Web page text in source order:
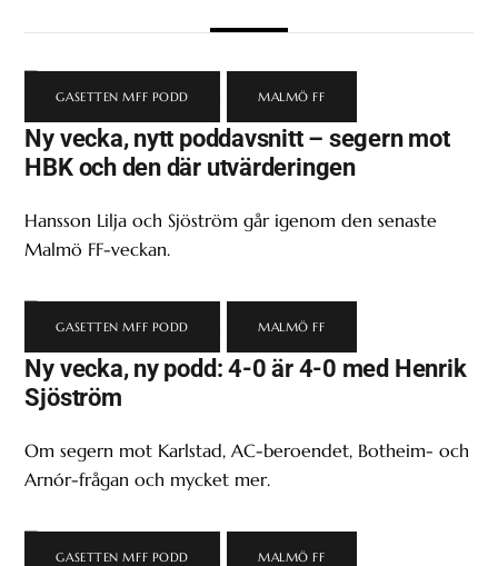
GASETTEN MFF PODD MALMÖ FF
Ny vecka, nytt poddavsnitt – segern mot
HBK och den där utvärderingen
Hansson Lilja och Sjöström går igenom den senaste
Malmö FF-veckan.
GASETTEN MFF PODD MALMÖ FF
Ny vecka, ny podd: 4-0 är 4-0 med Henrik
Sjöström
Om segern mot Karlstad, AC-beroendet, Botheim- och
Arnór-frågan och mycket mer.
GASETTEN MFF PODD MALMÖ FF